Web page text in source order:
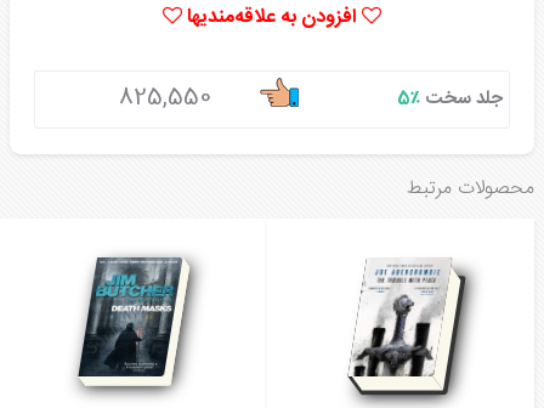
افزودن به علاقه‌مندیها
جلد سخت ٪5 825,550
محصولات مرتبط